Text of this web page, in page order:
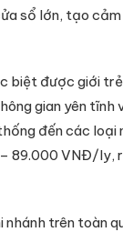
sổ lớn, tạo
biệt được giới
gian yên tĩnh
đến các loại
89.000 VNĐ/ly,
nhánh trên toàn